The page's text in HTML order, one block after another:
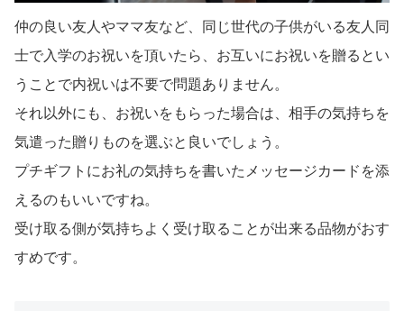
仲の良い友人やママ友など、同じ世代の子供がいる友人同
士で入学のお祝いを頂いたら、お互いにお祝いを贈るとい
うことで内祝いは不要で問題ありません。
それ以外にも、お祝いをもらった場合は、相手の気持ちを
気遣った贈りものを選ぶと良いでしょう。
プチギフトにお礼の気持ちを書いたメッセージカードを添
えるのもいいですね。
受け取る側が気持ちよく受け取ることが出来る品物がおす
すめです。